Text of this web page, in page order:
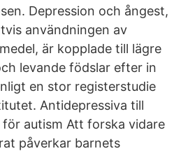
Depression och ångest,
användningen av
är kopplade till lägre
levande födslar efter in
en stor registerstudie
Antidepressiva till
autism Att forska vidare
påverkar barnets